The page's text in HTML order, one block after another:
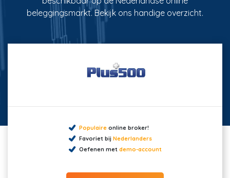
beleggingsmarkt. Bekijk ons handige overzicht.
Populaireonline broker!
Favoriet bij Nederlanders
Oefenen met demo-account